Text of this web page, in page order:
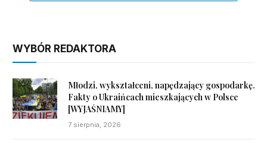
WYBÓR REDAKTORA
Młodzi, wykształceni, napędzający gospodarkę.
Fakty o Ukraińcach mieszkających w Polsce
[WYJAŚNIAMY]
7 sierpnia, 2026